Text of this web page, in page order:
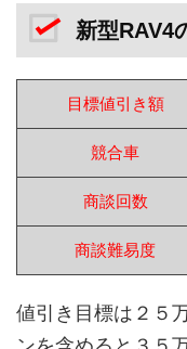
新型RAV4
目標値引き額
競合車
商談回数
商談難易度
値引き目標は２５